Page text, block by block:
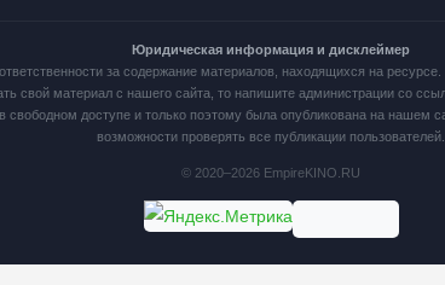
Юридическая информация и дисклеймер
за содержание материалов, находящихся на
свой материал с нашего сайта, то напишите администрации со
свободном доступе и только поэтому была опубликована на нашем
возможности проверять все публикации пользователей.
© 2020–2026 EmpireKINO.RU